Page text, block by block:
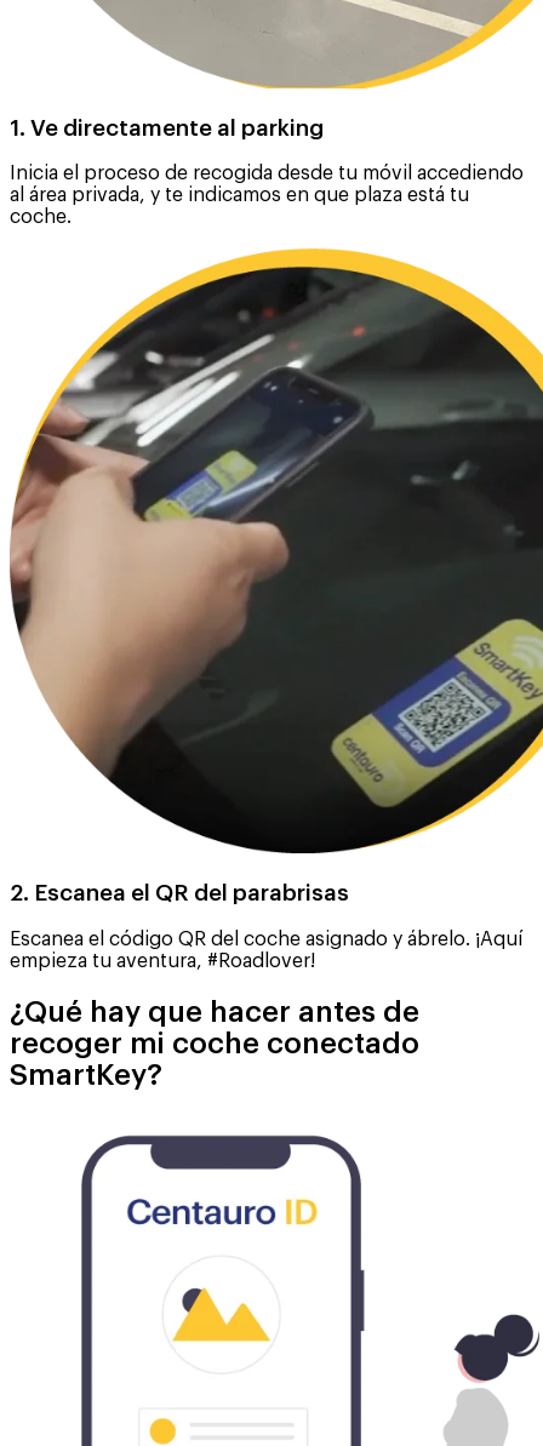
1. Ve directamente al parking
Inicia el proceso de recogida desde tu móvil accediendo
al área privada, y te indicamos en que plaza está tu
coche.
2. Escanea el QR del parabrisas
Escanea el código QR del coche asignado y ábrelo. ¡Aquí
empieza tu aventura, #Roadlover!
¿Qué hay que hacer antes de
recoger mi coche conectado
SmartKey?